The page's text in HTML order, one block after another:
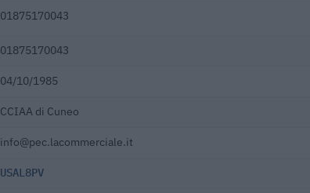
01875170043
01875170043
04/10/1985
CCIAA di Cuneo
info@pec.lacommerciale.it
USAL8PV